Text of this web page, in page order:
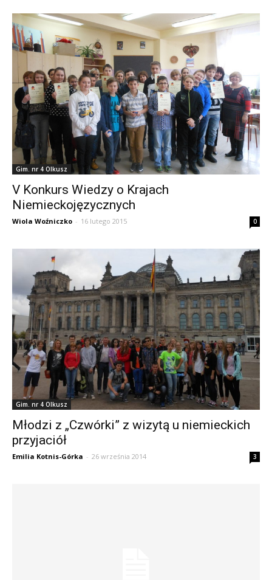
Gim. nr 4 Olkusz
V Konkurs Wiedzy o Krajach
Niemieckojęzycznych
Wiola Woźniczko - 16 lutego 2015 0
Gim. nr 4 Olkusz
Młodzi z „Czwórki” z wizytą u niemieckich
przyjaciół
Emilia Kotnis-Górka - 26 września 2014 3